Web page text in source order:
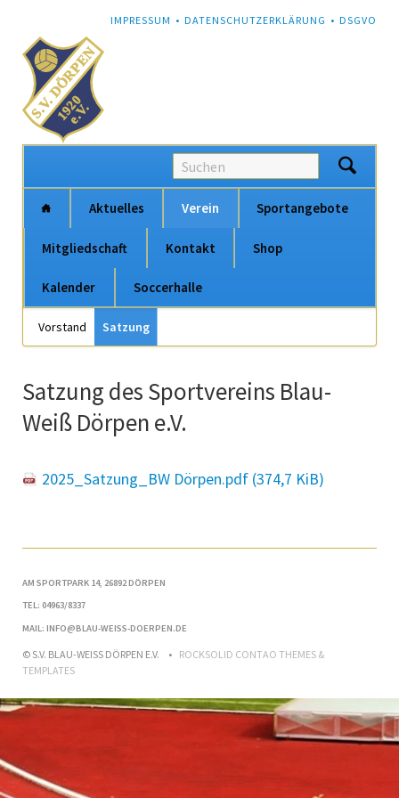
NAVIGATION
IMPRESSUM DATENSCHUTZERKLÄRUNG DSGVO
Aktuelles Verein Sportangebote
Mitgliedschaft Kontakt Shop
Kalender Soccerhalle
Navigation
überspringen
überspringen
Vorstand Satzung
Satzung des Sportvereins Blau-
Weiß Dörpen e.V.
2025_Satzung_BW Dörpen.pdf (374,7 KiB)
AM SPORTPARK 14, 26892 DÖRPEN
TEL: 04963/8337
MAIL: INFO@BLAU-WEISS-DOERPEN.DE
© S.V. BLAU-WEISS DÖRPEN E.V.
ROCKSOLID CONTAO THEMES &
TEMPLATES